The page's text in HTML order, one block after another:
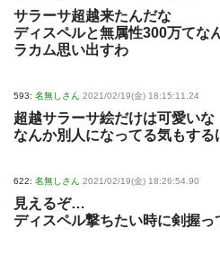
サラーサ超越来たんだな
ディスペルと無属性300万てな
ラカム思い出すわ
593: 名無しさん 2021/02/19(金) 18:15:11.24
超越サラーサ絵だけは可愛いな
なんか別人になってる気もする
622: 名無しさん 2021/02/19(金) 18:26:54.90
見えるぞ…
ディスペル撃ちたい時に剣握